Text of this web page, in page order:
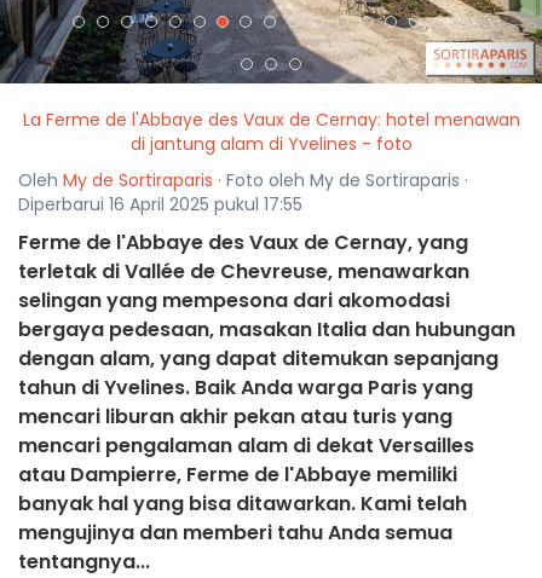
La Ferme de l'Abbaye des Vaux de Cernay: hotel menawan
di jantung alam di Yvelines - foto
Oleh My de Sortiraparis · Foto oleh My de Sortiraparis ·
Diperbarui 16 April 2025 pukul 17:55
Ferme de l'Abbaye des Vaux de Cernay, yang
terletak di Vallée de Chevreuse, menawarkan
selingan yang mempesona dari akomodasi
bergaya pedesaan, masakan Italia dan hubungan
dengan alam, yang dapat ditemukan sepanjang
tahun di Yvelines. Baik Anda warga Paris yang
mencari liburan akhir pekan atau turis yang
mencari pengalaman alam di dekat Versailles
atau Dampierre, Ferme de l'Abbaye memiliki
banyak hal yang bisa ditawarkan. Kami telah
mengujinya dan memberi tahu Anda semua
tentangnya...